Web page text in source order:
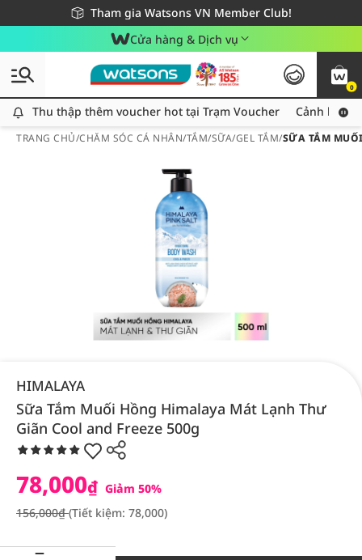
Tham gia Watsons VN Member Club!
Miễn phí giao hàng cho đơn hàng từ 249,000Đ
Giao hàng nhanh 24h - Áp dụng khu vực TP. Hồ Chí Minh
Cửa hàng & Dịch vụ
0
Thu thập thêm voucher hot tại Trạm Voucher
Thu thập thêm voucher hot tại Trạm Voucher Cảnh báo
TRANG CHỦ/CHĂM SÓC CÁ NHÂN/TẮM/SỮA/GEL TẮM/SỮA TẮM
HIMALAYA
Sữa Tắm Muối Hồng Himalaya Mát Lạnh Thư
Giãn Cool and Freeze 500g
78,000₫ Giảm 50%
156,000₫(Tiết kiệm: 78,000)